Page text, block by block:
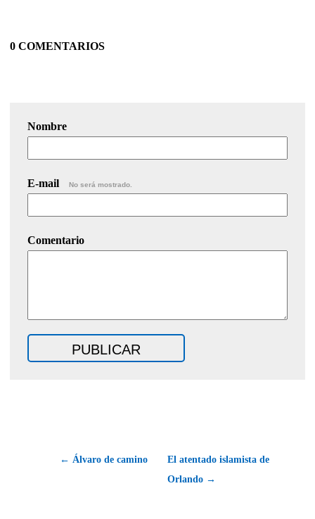
0 COMENTARIOS
Nombre
E-mail No será mostrado.
Comentario
← Álvaro de camino
El atentado islamista de
Orlando →